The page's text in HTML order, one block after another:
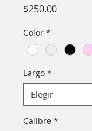
$250.00Precio
Color *
Largo *
Calibre *